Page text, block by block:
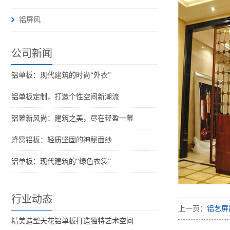
铝屏风
公司新闻
铝单板：现代建筑的时尚“外衣”
铝单板定制，打造个性空间新潮流
铝幕新风尚：建筑之美，尽在轻盈一幕
蜂窝铝板：轻质坚固的神秘面纱
铝单板：现代建筑的“绿色衣裳”
行业动态
精美造型天花铝单板打造独特艺术空间
上一页： 铝艺屏